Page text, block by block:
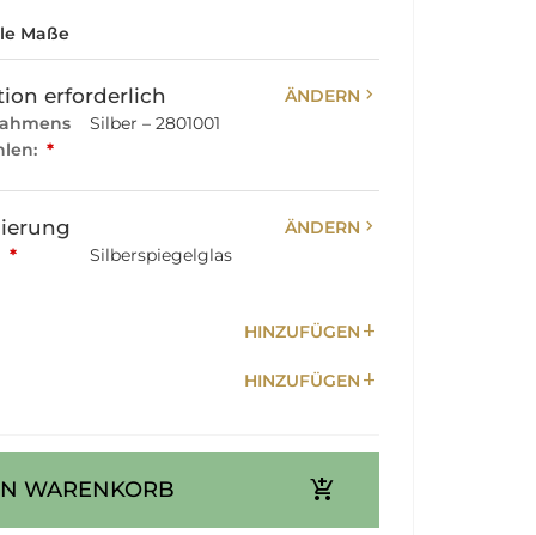
Maße
erforderlich ÄNDERN chevron_right
*
Silber – 2801001
ÄNDERN chevron_right
* Silberspiegelglas
HINZUFÜGEN add
HINZUFÜGEN add
WARENKORB add_shopping_cart